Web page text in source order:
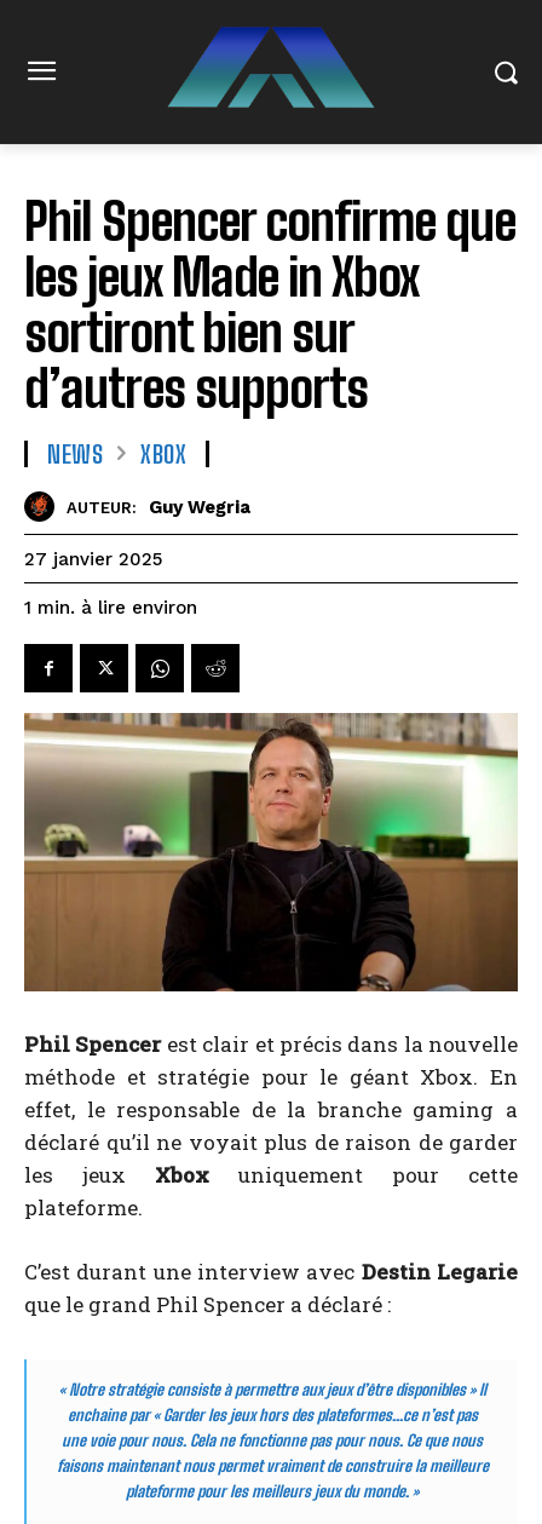
Phil Spencer confirme que
les jeux Made in Xbox
sortiront bien sur
d’autres supports
NEWS XBOX
AUTEUR: Guy Wegria
27 janvier 2025
1 min. à lire environ
Phil Spencerest clair et précis dans la nouvelle
méthode et stratégie pour le géant Xbox. En
effet, le responsable de la branche gaming a
déclaré qu’il ne voyait plus de raison de garder
les jeux Xbox uniquement pour cette
plateforme.
C’est durant une interview avec Destin Legarie
que le grand Phil Spencer a déclaré :
« Notre stratégie consiste à permettre aux jeux d’être disponibles » Il
enchaine par « Garder les jeux hors des plateformes…ce n’est pas
une voie pour nous. Cela ne fonctionne pas pour nous. Ce que nous
faisons maintenant nous permet vraiment de construire la meilleure
plateforme pour les meilleurs jeux du monde. »